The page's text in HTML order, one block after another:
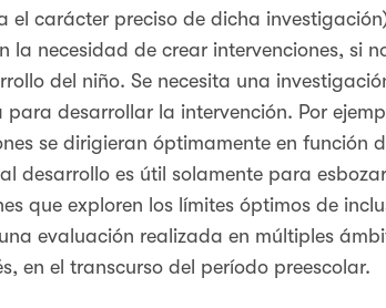
el carácter preciso de dicha
la necesidad de crear intervenciones, si
del niño. Se necesita una
desarrollar la intervención. Por
se dirigieran óptimamente en función
desarrollo es útil solamente para
que exploren los límites óptimos de
evaluación realizada en múltiples
en el transcurso del período preescolar.